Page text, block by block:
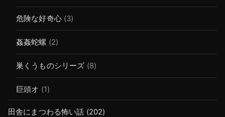
危険な好奇心(3)
姦姦蛇螺 (2)
巣くうものシリーズ (8)
巨頭オ (1)
田舎にまつわる怖い話 (202)